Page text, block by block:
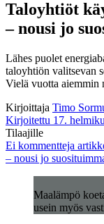
Taloyhtiöt
– nousi jo
Lähes puolet
taloyhtiön valitsevan
Vielä vuotta aiemmin
Kirjoittaja Timo
Kirjoitettu 17.
Tilaajille
Ei kommentteja
– nousi jo
Maalämpö
usein myös